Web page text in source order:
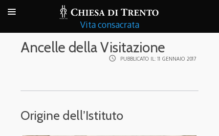
Vita consacrata
Ancelle della Visitazione
access_time PUBBLICATO IL: 11 GENNAIO 2017
Origine dell’Istituto